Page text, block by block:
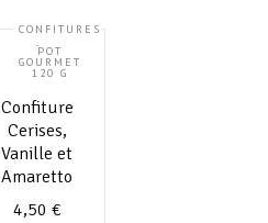
CONFITURES
,
POT
GOURMET
120 G
Confiture
Cerises,
Vanille et
Amaretto
4,50 €